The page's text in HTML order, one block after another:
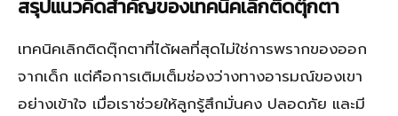
สรุปแนวคิดสำคัญของเทคนิคเลิกติดตุ๊กตา
เทคนิคเลิกติดตุ๊กตาที่ได้ผลที่สุดไม่ใช่การพรากของออก
จากเด็ก แต่คือการเติมเต็มช่องว่างทางอารมณ์ของเขา
อย่างเข้าใจ เมื่อเราช่วยให้ลูกรู้สึกมั่นคง ปลอดภัย และมี